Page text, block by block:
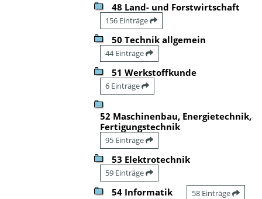
48 Land- und Forstwirtschaft
156 Einträge
50 Technik allgemein
44 Einträge
51 Werkstoffkunde
6 Einträge
52 Maschinenbau, Energietechnik,
Fertigungstechnik
95 Einträge
53 Elektrotechnik
59 Einträge
54 Informatik 58 Einträge